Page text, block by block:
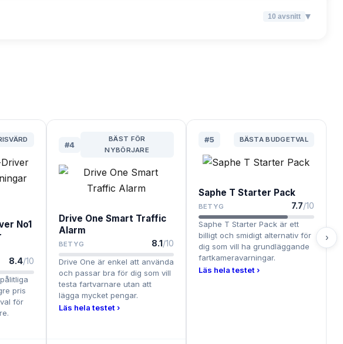
10 avsnitt ▾
No1
8.4/10
pris
för
#4
BÄST FÖR
NYBÖRJARE
Drive One Smart Traffic
Alarm
BETYG 8.1/10
Drive One är enkel att använda
och passar bra för dig som vill
testa fartvarnare utan att
lägga mycket pengar.
Läs hela testet ›
#5 BÄSTA BUDGETVAL
Saphe T Starter Pack
BETYG 7.7/10
Saphe T Starter Pack är ett
billigt och smidigt alternativ för
dig som vill ha grundläggande
fartkameravarningar.
Läs hela testet ›
›